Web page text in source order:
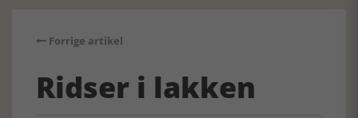
Forrige artikel
Ridser i lakken